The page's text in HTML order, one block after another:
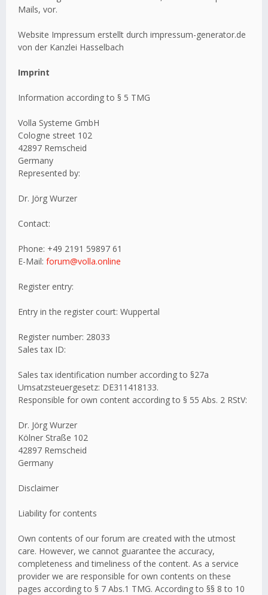
Mails, vor.
Website Impressum erstellt durch impressum-generator.de
von der Kanzlei Hasselbach
Imprint
Information according to § 5 TMG
Volla Systeme GmbH
Cologne street 102
42897 Remscheid
Germany
Represented by:
Dr. Jörg Wurzer
Contact:
Phone: +49 2191 59897 61
E-Mail: forum@volla.online
Register entry:
Entry in the register court: Wuppertal
Register number: 28033
Sales tax ID:
Sales tax identification number according to §27a
Umsatzsteuergesetz: DE311418133.
Responsible for own content according to § 55 Abs. 2 RStV:
Dr. Jörg Wurzer
Kölner Straße 102
42897 Remscheid
Germany
Disclaimer
Liability for contents
Own contents of our forum are created with the utmost
care. However, we cannot guarantee the accuracy,
completeness and timeliness of the content. As a service
provider we are responsible for own contents on these
pages according to § 7 Abs.1 TMG. According to §§ 8 to 10